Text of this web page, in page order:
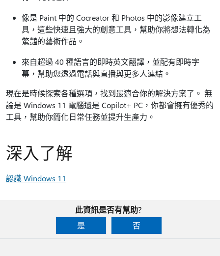
像是 Paint 中的 Cocreator 和 Photos 中的影像建立工
具，這些快速且強大的創意工具，幫助你將想法轉化為
驚豔的藝術作品。
來自超過 40 種語言的即時英文翻譯，並配有即時字
幕，幫助您透過電話與直播與更多人連結。
現在是時候探索各種選項，找到最適合你的解決方案了。 無
論是 Windows 11 電腦還是 Copilot+ PC，你都會擁有優秀的
工具，幫助你簡化日常任務並提升生產力。
深入了解
認識 Windows 11
此資訊是否有幫助?
是
否